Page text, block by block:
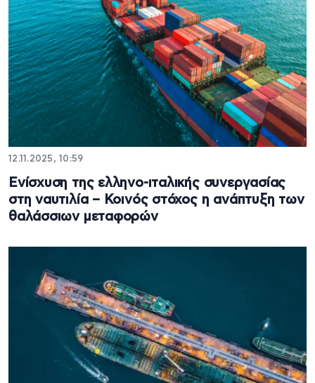
12.11.2025, 10:59
Ενίσχυση της ελληνο-ιταλικής συνεργασίας
στη ναυτιλία – Κοινός στόχος η ανάπτυξη των
θαλάσσιων μεταφορών